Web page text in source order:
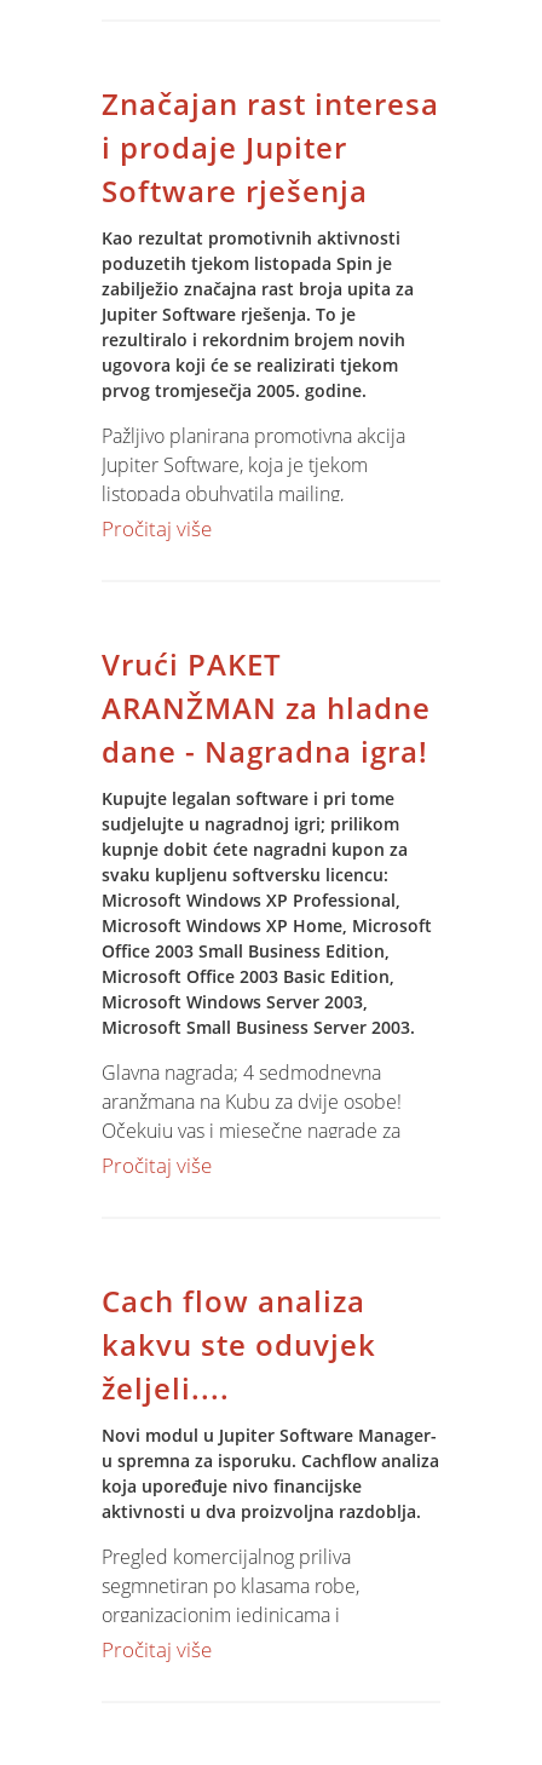
memorijska kartica od 128 MB te
dizajnerska torbica.
Značajan rast interesa
i prodaje Jupiter
Software rješenja
Kao rezultat promotivnih aktivnosti
poduzetih tjekom listopada Spin je
zabilježio značajna rast broja upita za
Jupiter Software rješenja. To je
rezultiralo i rekordnim brojem novih
ugovora koji će se realizirati tjekom
prvog tromjesečja 2005. godine.
Pažljivo planirana promotivna akcija
Jupiter Software, koja je tjekom
listopada obuhvatila mailing,
oglašavanje u stručnim časopisima i na
Osobiti interes su pokazale tvrtke u
domeni proizvodnje hrane zbog
sustava sljedivosti, tvrtke iz
komunalne tvrtke.
U tjeku je ugovaranje poslova koji će se
realizirati u prvom tromjesečju 2005,
odnosno započelo je punjenje knjige
narudžbi i za drugi kvartal slijedeće
godine.
Pročitaj više
Vrući PAKET
ARANŽMAN za hladne
dane - Nagradna igra!
Kupujte legalan software i pri tome
sudjelujte u nagradnoj igri; prilikom
kupnje dobit ćete nagradni kupon za
svaku kupljenu softversku licencu:
Microsoft Windows XP Professional,
Microsoft Windows XP Home, Microsoft
Office 2003 Small Business Edition,
Microsoft Office 2003 Basic Edition,
Microsoft Windows Server 2003,
Microsoft Small Business Server 2003.
Glavna nagrada; 4 sedmodnevna
aranžmana na Kubu za dvije osobe!
Očekuju vas i mjesečne nagrade za
HLADNE DANE: 3 kućna kina, 3
15.12.04. i 17.01.05. a izvlačenje glavne
nagrade je 17.01.2005. PIRATI OVE
GODINE NEĆE VIDJETI KUBU!!! Više
detalja pogledajte na
Pročitaj više
Cach flow analiza
kakvu ste oduvjek
željeli....
Novi modul u Jupiter Software Manager-
u spremna za isporuku. Cachflow analiza
koja upoređuje nivo financijske
aktivnosti u dva proizvoljna razdoblja.
Pregled komercijalnog priliva
segmnetiran po klasama robe,
organizacionim jedinicama i
komercijalsitima. Dvostruka dubinska
Pročitaj više